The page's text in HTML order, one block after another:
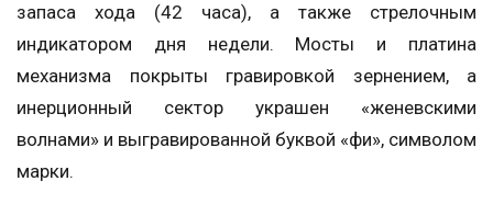
запаса хода (42 часа), а также стрелочным
индикатором дня недели. Мосты и платина
механизма покрыты гравировкой зернением, а
инерционный сектор украшен «женевскими
волнами» и выгравированной буквой «фи», символом
марки.